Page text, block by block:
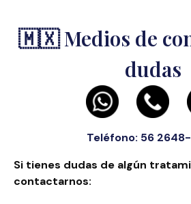
🇲🇽Medios de
dudas
Teléfono: 56
Si tienes dudas de algún
contactarnos: